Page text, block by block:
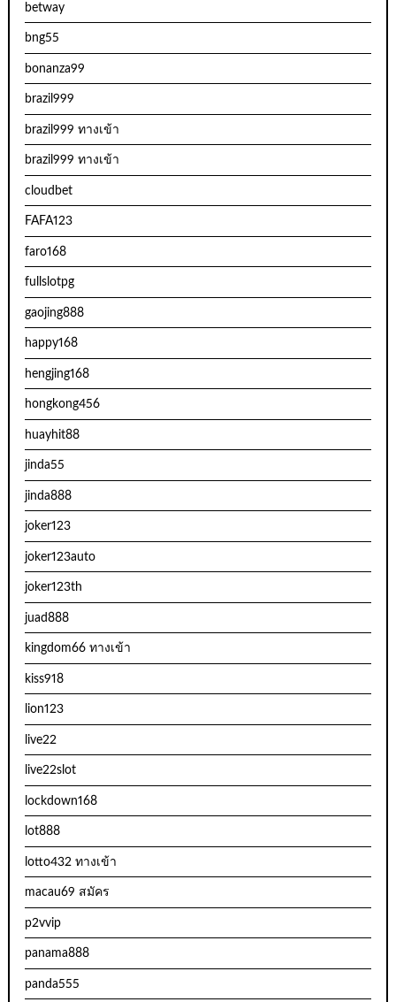
betway
bng55
bonanza99
brazil999
brazil999 ทางเข้า
brazil999 ทางเข้า
cloudbet
FAFA123
faro168
fullslotpg
gaojing888
happy168
hengjing168
hongkong456
huayhit88
jinda55
jinda888
joker123
joker123auto
joker123th
juad888
kingdom66 ทางเข้า
kiss918
lion123
live22
live22slot
lockdown168
lot888
lotto432 ทางเข้า
macau69 สมัคร
p2vvip
panama888
panda555